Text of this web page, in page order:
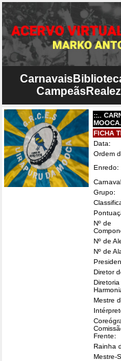
Carnavais
Campeãs
::..
FICHA
Data:
Ordem
Enredo:
Grupo:
Nº de
Nº de
Nº de
Diretor
Diretoria
Mestre
Frente:
Rainha
Mestre-